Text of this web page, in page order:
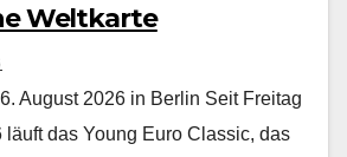
Weltkarte
August 2026 in Berlin Seit Fre­itag
läuft das Young Euro Clas­sic, das